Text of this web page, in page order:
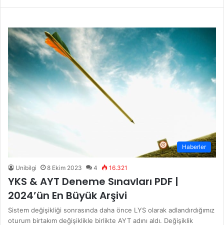
Haberler
Unibilgi 8 Ekim 2023 4 16.321
YKS & AYT Deneme Sınavları PDF |
2024’ün En Büyük Arşivi
Sistem değişikliği sonrasında daha önce LYS olarak adlandırdığımız
oturum birtakım değişiklikle birlikte AYT adını aldı. Değişiklik